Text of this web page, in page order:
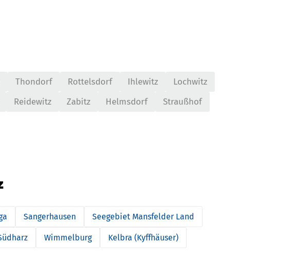
Thondorf Rottelsdorf Ihlewitz
Lochwitz
Reidewitz Zabitz Helmsdorf
Straußhof
Sangerhausen Seegebiet Mansfelder Land
Wimmelburg Kelbra (Kyffhäuser)